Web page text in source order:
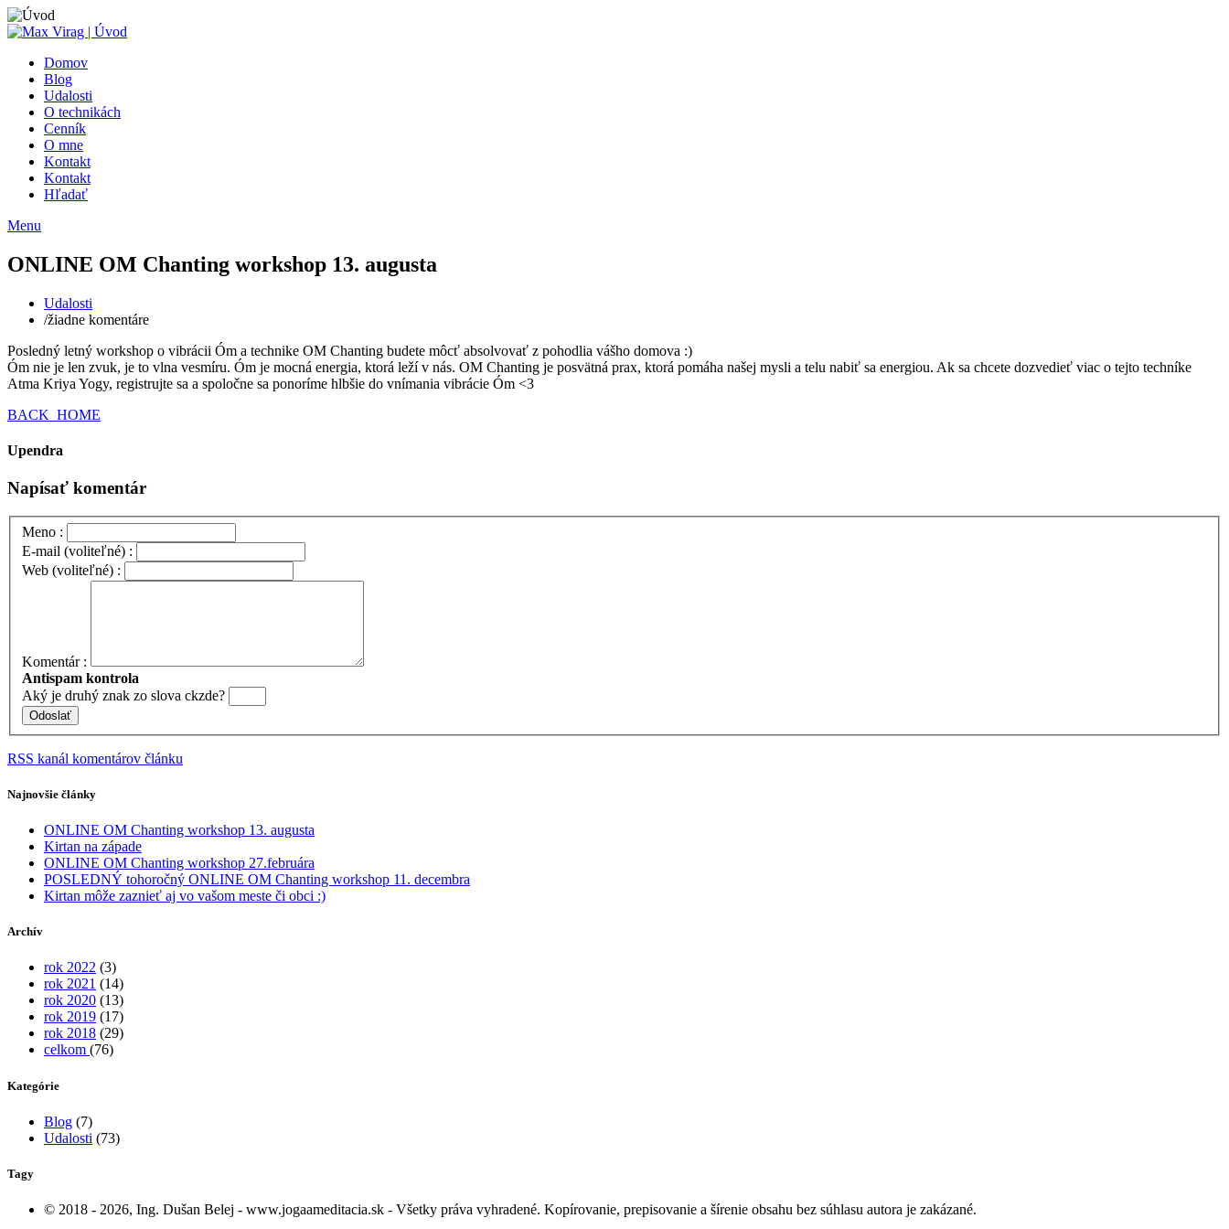
Domov
Blog
Udalosti
O technikách
Cenník
O mne
Kontakt
Kontakt
Hľadať
Menu
ONLINE OM Chanting workshop 13. augusta
Udalosti
/žiadne komentáre
Posledný letný workshop o vibrácii Óm a technike OM Chanting budete môcť absolvovať z pohodlia vášho domova :)
Óm nie je len zvuk, je to vlna vesmíru. Óm je mocná energia, ktorá leží v nás. OM Chanting je posvätná prax, ktorá pomáha našej mysli a telu nabiť sa energiou. Ak sa chcete dozvedieť viac o tejto techníke
Atma Kriya Yogy, registrujte sa a spoločne sa ponoríme hlbšie do vnímania vibrácie Óm <3
BACK_HOME
Upendra
Napísať komentár
Meno :
E-mail (voliteľné) :
Web (voliteľné) :
Komentár :
Antispam kontrola
Aký je druhý znak zo slova ckzde?
RSS kanál komentárov článku
Najnovšie články
ONLINE OM Chanting workshop 13. augusta
Kirtan na západe
ONLINE OM Chanting workshop 27.februára
POSLEDNÝ tohoročný ONLINE OM Chanting workshop 11. decembra
Kirtan môže zaznieť aj vo vašom meste či obci :)
Archív
rok 2022 (3)
rok 2021 (14)
rok 2020 (13)
rok 2019 (17)
rok 2018 (29)
celkom (76)
Kategórie
Blog (7)
Udalosti (73)
Tagy
© 2018 - 2026, Ing. Dušan Belej - www.jogaameditacia.sk - Všetky práva vyhradené. Kopírovanie, prepisovanie a šírenie obsahu bez súhlasu autora je zakázané.